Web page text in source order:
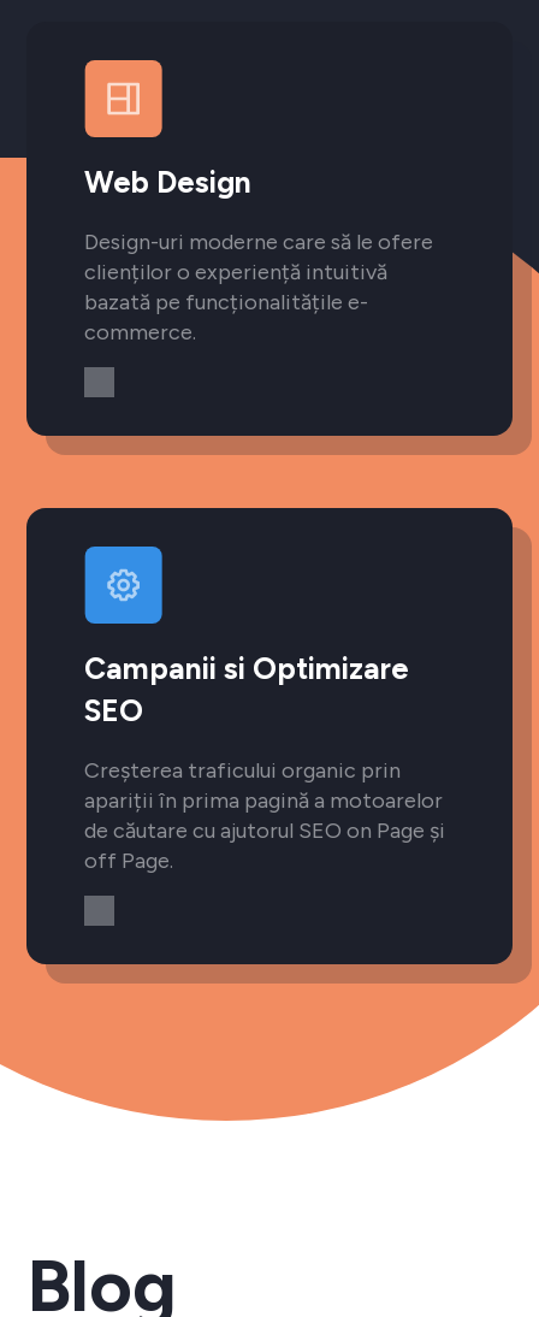
Web Design
Design-uri moderne care să le ofere
clienților o experiență intuitivă
bazată pe funcționalitățile e-
commerce.
Campanii si Optimizare
SEO
Creșterea traficului organic prin
apariții în prima pagină a motoarelor
de căutare cu ajutorul SEO on Page și
off Page.
Blog